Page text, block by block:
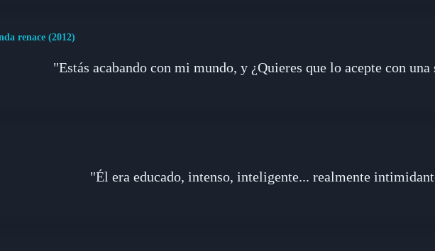
renace (2012)
"Estás acabando con mi mundo, y ¿Quieres que lo acepte con una
"Él era educado, intenso, inteligente... realmente